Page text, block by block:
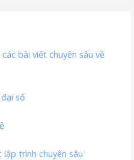
bài viết chuyên sâu về
số
trình chuyên sâu